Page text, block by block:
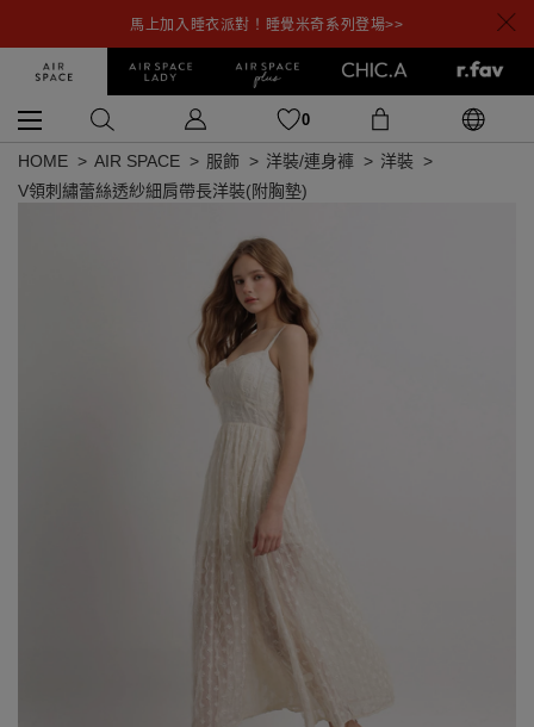
馬上加入睡衣派對！睡覺米奇系列登場>>
0
HOME AIR SPACE 服飾 洋裝/連身褲
洋裝
V領刺繡蕾絲透紗細肩帶長洋裝(附胸墊)